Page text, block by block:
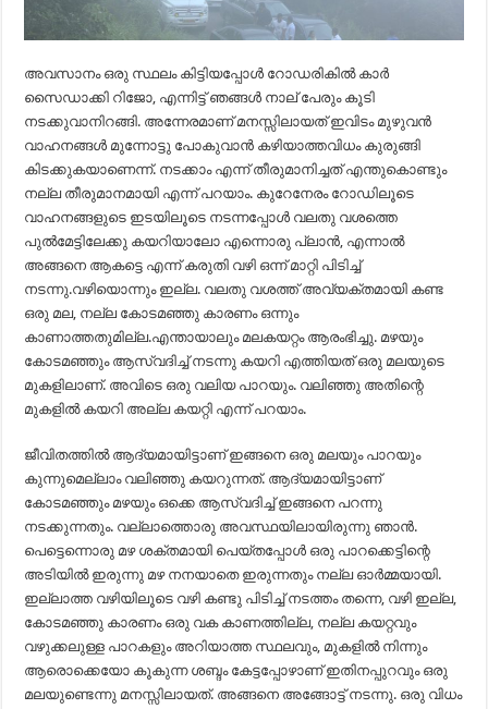
അവസാനം ഒരു സ്ഥലം കിട്ടിയപ്പോൾ റോഡരികിൽ കാർ
സൈഡാക്കി റിജോ, എന്നിട്ട് ഞങ്ങൾ നാല് പേരും കൂടി
നടക്കുവാനിറങ്ങി. അന്നേരമാണ് മനസ്സിലായത് ഇവിടം മുഴുവൻ
വാഹനങ്ങൾ മുന്നോട്ടു പോകുവാൻ കഴിയാത്തവിധം കുരുങ്ങി
കിടക്കുകയാണെന്ന്. നടക്കാം എന്ന് തീരുമാനിച്ചത് എന്തുകൊണ്ടും
നല്ല തീരുമാനമായി എന്ന് പറയാം. കുറേനേരം റോഡിലൂടെ
വാഹനങ്ങളുടെ ഇടയിലൂടെ നടന്നപ്പോൾ വലതു വശത്തെ
പുൽമേട്ടിലേക്കു കയറിയാലോ എന്നൊരു പ്ലാൻ, എന്നാൽ
അങ്ങനെ ആകട്ടെ എന്ന് കരുതി വഴി ഒന്ന് മാറ്റി പിടിച്ച്
നടന്നു.വഴിയൊന്നും ഇല്ല. വലതു വശത്ത് അവ്യക്തമായി കണ്ട
ഒരു മല, നല്ല കോടമഞ്ഞു കാരണം ഒന്നും
കാണാത്തതുമില്ല.എന്തായാലും മലകയറ്റം ആരംഭിച്ചു. മഴയും
കോടമഞ്ഞും ആസ്വദിച്ച് നടന്നു കയറി എത്തിയത് ഒരു മലയുടെ
മുകളിലാണ്. അവിടെ ഒരു വലിയ പാറയും. വലിഞ്ഞു അതിന്റെ
മുകളിൽ കയറി അല്ല കയറ്റി എന്ന് പറയാം.
ജീവിതത്തിൽ ആദ്യമായിട്ടാണ് ഇങ്ങനെ ഒരു മലയും പാറയും
കുന്നുമെല്ലാം വലിഞ്ഞു കയറുന്നത്. ആദ്യമായിട്ടാണ്
കോടമഞ്ഞും മഴയും ഒക്കെ ആസ്വദിച്ച് ഇങ്ങനെ പറന്നു
നടക്കുന്നതും. വല്ലാത്തൊരു അവസ്ഥയിലായിരുന്നു ഞാൻ.
പെട്ടെന്നൊരു മഴ ശക്തമായി പെയ്തപ്പോൾ ഒരു പാറക്കെട്ടിന്റെ
അടിയിൽ ഇരുന്നു മഴ നനയാതെ ഇരുന്നതും നല്ല ഓർമ്മയായി.
ഇല്ലാത്ത വഴിയിലൂടെ വഴി കണ്ടു പിടിച്ച് നടത്തം തന്നെ, വഴി ഇല്ല,
കോടമഞ്ഞു കാരണം ഒരു വക കാണത്തില്ല, നല്ല കയറ്റവും
വഴുക്കലുള്ള പാറകളും അറിയാത്ത സ്ഥലവും, മുകളിൽ നിന്നും
ആരൊക്കെയോ കൂകുന്ന ശബ്ദം കേട്ടപ്പോഴാണ് ഇതിനപ്പുറവും ഒരു
മലയുണ്ടെന്നു മനസ്സിലായത്. അങ്ങനെ അങ്ങോട്ട് നടന്നു. ഒരു വിധം